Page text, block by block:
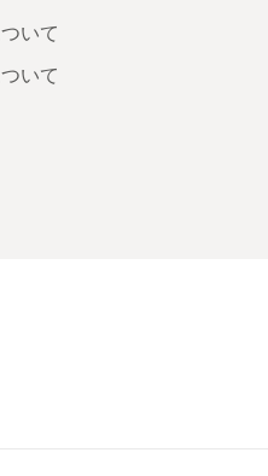
いて
いて